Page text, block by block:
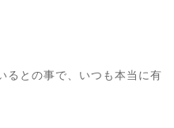
るとの事で、いつも本当に有